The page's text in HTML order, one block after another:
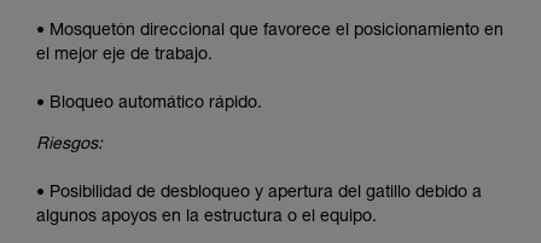
• Mosquetón direccional que favorece el posicionamiento en
el mejor eje de trabajo.
• Bloqueo automático rápido.
Riesgos:
• Posibilidad de desbloqueo y apertura del gatillo debido a
algunos apoyos en la estructura o el equipo.